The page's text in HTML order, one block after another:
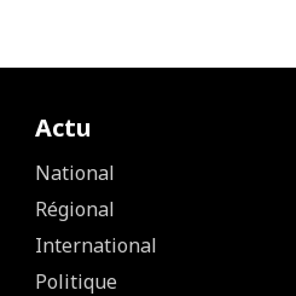
Actu
National
Régional
International
Politique